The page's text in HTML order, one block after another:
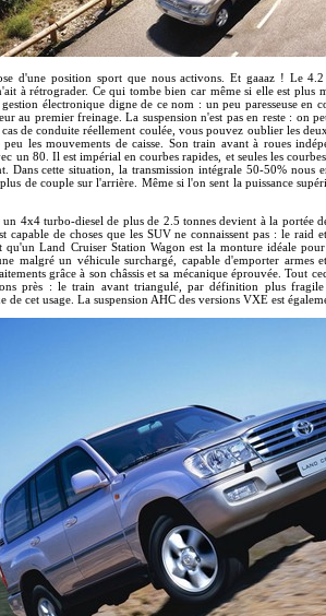
d'une position sport que nous activons. Et gaaaz ! Le
à rétrograder. Ce qui tombe bien car même si elle est plus
électronique digne de ce nom : un peu paresseuse en
au premier freinage. La suspension n'est pas en reste : on
de conduite réellement coulée, vous pouvez oublier les
les mouvements de caisse. Son train avant à roues
un 80. Il est impérial en courbes rapides, et seules les
Dans cette situation, la transmission intégrale 50-50% nous
de couple sur l'arrière. Même si l'on sent la puissance
4x4 turbo-diesel de plus de 2.5 tonnes devient à la portée
capable de choses que les SUV ne connaissent pas : le raid
qu'un Land Cruiser Station Wagon est la monture idéale
malgré un véhicule surchargé, capable d'emporter armes
grâce à son châssis et sa mécanique éprouvée. Tout
près : le train avant triangulé, par définition plus
de cet usage. La suspension AHC des versions VXE est